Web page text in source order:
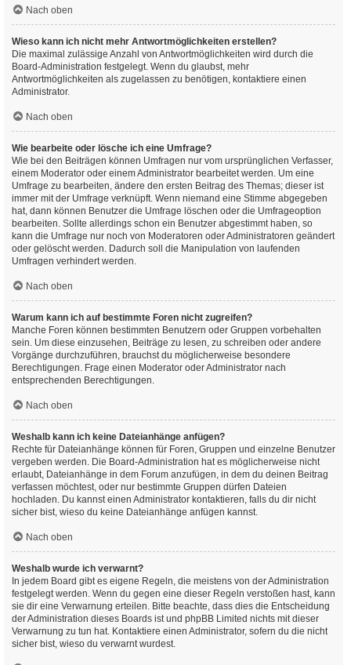
Nach oben
Wieso kann ich nicht mehr Antwortmöglichkeiten erstellen?
Die maximal zulässige Anzahl von Antwortmöglichkeiten wird durch die
Board-Administration festgelegt. Wenn du glaubst, mehr
Antwortmöglichkeiten als zugelassen zu benötigen, kontaktiere einen
Administrator.
Nach oben
Wie bearbeite oder lösche ich eine Umfrage?
Wie bei den Beiträgen können Umfragen nur vom ursprünglichen Verfasser,
einem Moderator oder einem Administrator bearbeitet werden. Um eine
Umfrage zu bearbeiten, ändere den ersten Beitrag des Themas; dieser ist
immer mit der Umfrage verknüpft. Wenn niemand eine Stimme abgegeben
hat, dann können Benutzer die Umfrage löschen oder die Umfrageoption
bearbeiten. Sollte allerdings schon ein Benutzer abgestimmt haben, so
kann die Umfrage nur noch von Moderatoren oder Administratoren geändert
oder gelöscht werden. Dadurch soll die Manipulation von laufenden
Umfragen verhindert werden.
Nach oben
Warum kann ich auf bestimmte Foren nicht zugreifen?
Manche Foren können bestimmten Benutzern oder Gruppen vorbehalten
sein. Um diese einzusehen, Beiträge zu lesen, zu schreiben oder andere
Vorgänge durchzuführen, brauchst du möglicherweise besondere
Berechtigungen. Frage einen Moderator oder Administrator nach
entsprechenden Berechtigungen.
Nach oben
Weshalb kann ich keine Dateianhänge anfügen?
Rechte für Dateianhänge können für Foren, Gruppen und einzelne Benutzer
vergeben werden. Die Board-Administration hat es möglicherweise nicht
erlaubt, Dateianhänge in dem Forum anzufügen, in dem du deinen Beitrag
verfassen möchtest, oder nur bestimmte Gruppen dürfen Dateien
hochladen. Du kannst einen Administrator kontaktieren, falls du dir nicht
sicher bist, wieso du keine Dateianhänge anfügen kannst.
Nach oben
Weshalb wurde ich verwarnt?
In jedem Board gibt es eigene Regeln, die meistens von der Administration
festgelegt werden. Wenn du gegen eine dieser Regeln verstoßen hast, kann
sie dir eine Verwarnung erteilen. Bitte beachte, dass dies die Entscheidung
der Administration dieses Boards ist und phpBB Limited nichts mit dieser
Verwarnung zu tun hat. Kontaktiere einen Administrator, sofern du die nicht
sicher bist, wieso du verwarnt wurdest.